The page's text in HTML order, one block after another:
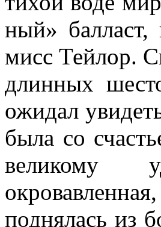
ный» балласт,
мисс Тейлор.
длинных
ожидал
была со
великому
поднялась из